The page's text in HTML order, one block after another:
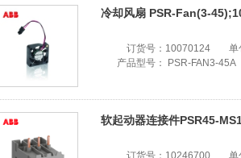
冷却风扇 PSR-Fan(3-
订货号： 10070124 单
产品型号：
PSR-FAN3-45A
软起动器连接件PSR45-
订货号： 10246700 单